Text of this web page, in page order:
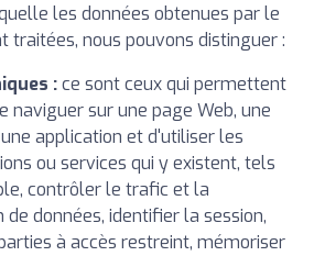
les données obtenues par le
traitées, nous pouvons distinguer :
:ce sont ceux qui permettent
naviguer sur une page Web, une
application et d'utiliser les
ou services qui y existent, tels
contrôler le trafic et la
données, identifier la session,
à accès restreint, mémoriser